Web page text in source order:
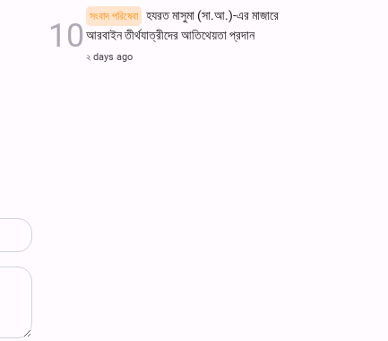
সংবাদ পরিষেবা
হযরত মাসুমা (সা.আ.)-এর মাজারে
আরবাইন তীর্থযাত্রীদের আতিথেয়তা প্রদান
২ days ago